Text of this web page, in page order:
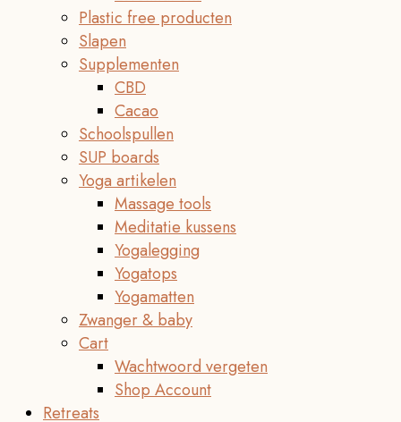
Plastic free producten
Slapen
Supplementen
CBD
Cacao
Schoolspullen
SUP boards
Yoga artikelen
Massage tools
Meditatie kussens
Yogalegging
Yogatops
Yogamatten
Zwanger & baby
Cart
Wachtwoord vergeten
Shop Account
Retreats